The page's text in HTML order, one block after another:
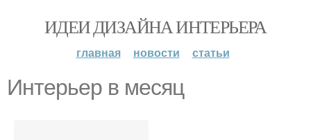
ИДЕИ ДИЗАЙНА ИНТЕРЬЕРА
главная новости статьи
Интерьер в месяц